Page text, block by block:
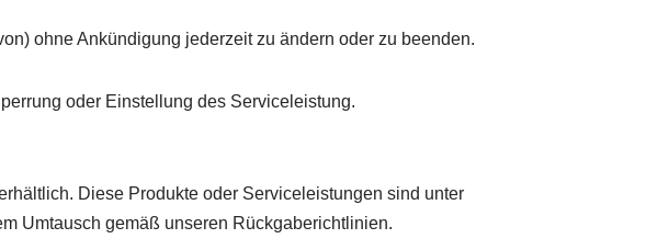
ohne Ankündigung jederzeit zu ändern oder zu beenden.
oder Einstellung des Serviceleistung.
Diese Produkte oder Serviceleistungen sind unter
Umtausch gemäß unseren Rückgaberichtlinien.